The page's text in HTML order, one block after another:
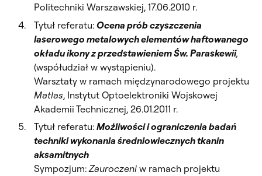
Politechniki Warszawskiej, 17.06.2010 r.
Tytuł referatu: Ocena prób czyszczenia
laserowego metalowych elementów haftowanego
okładu ikony z przedstawieniem Św. Paraskewii,
(współudział w wystąpieniu).
Warsztaty w ramach międzynarodowego projektu
Matlas, Instytut Optoelektroniki Wojskowej
Akademii Technicznej, 26.01.2011 r.
Tytuł referatu: Możliwości i ograniczenia badań
techniki wykonania średniowiecznych tkanin
aksamitnych
Sympozjum:Zauroczeniw ramach projektu